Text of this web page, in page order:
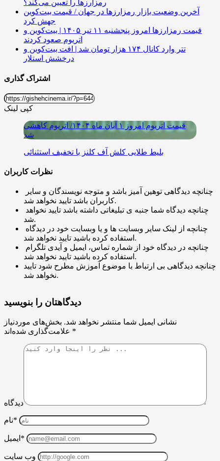
رمزارزها را تعیین می‌کند؟
آخرین وضعیت بازار رمزارزها در جهان / قیمت بیت‌کوین
جهش کرد
قیمت رمزارزها امروز پنجشنبه ۱۱ تیر ۱۴۰۵ | بیت‌کوین و
اتریوم صعود کردند
تتر وارد کانال ۱۷۴ هزار تومان شد | افت بیت‌کوین و
درخشش استلار
اشتراک گذاری
کپی لینک
قیمت اتریوم امروز ۱ آبان ماه ۱۴۰۴/ اتریوم کاهشی
شد
بلیط طلایی کلش آف کلنز با تخفیف استثنائی
نظرات کاربران
کاربران باشد تایید نخواهد شد.
شد.
استفاده کرده باشید تایید نخواهد شد.
استفاده کرده باشید تایید نخواهد شد.
چنانچه دیدگاهی بی ارتباط با موضوع آموزش مطرح شود تایید
نخواهد شد.
دیدگاهتان را بنویسید
نشانی ایمیل شما منتشر نخواهد شد. بخش‌های موردنیاز
*
دیدگاه
نام*
ایمیل*
وب سایت